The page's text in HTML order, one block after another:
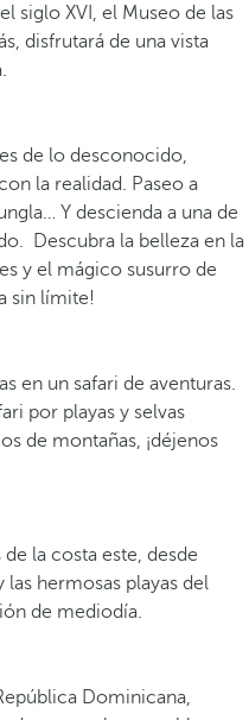
siglo XVI, el Museo de las
disfrutará de una vista
de lo desconocido,
la realidad. Paseo a
Y descienda a una de
Descubra la belleza en la
y el mágico susurro de
sin límite!
en un safari de aventuras.
por playas y selvas
de montañas, ¡déjenos
la costa este, desde
hermosas playas del
de mediodía.
Dominicana,